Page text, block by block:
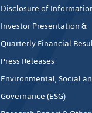
Disclosure of
Investor Presentation &
Quarterly Financial
Press Releases
Environmental, Social
Governance (ESG)